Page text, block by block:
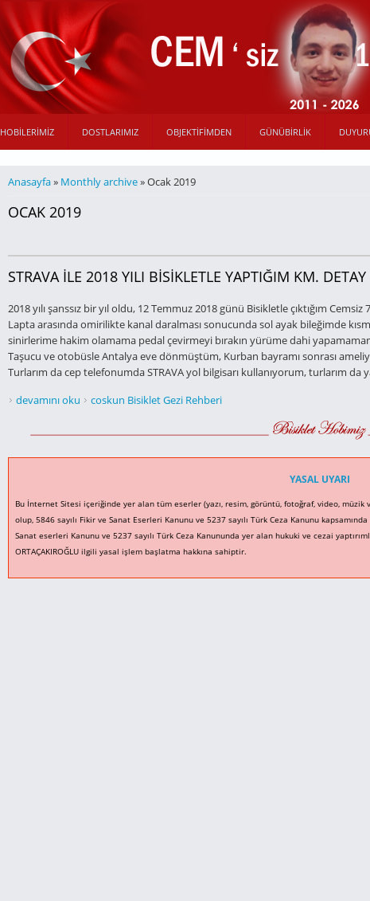
HOBILERIMIZ DOSTLARIMIZ OBJEKTIFIMDEN GÜNÜBIRLIK
BURADASINIZ
Anasayfa» Monthly archive» Ocak 2019
OCAK 2019
STRAVA İLE 2018 YILI BİSİKLETLE YAPTIĞIM KM.
2018 yılı şanssız bir yıl oldu, 12 Temmuz 2018 günü Bisikletle çıktığım
Lapta arasında omirilikte kanal daralması sonucunda sol ayak bileğimde
sinirlerime hakim olamama pedal çevirmeyi bırakın yürüme dahi
Taşucu ve otobüsle Antalya eve dönmüştüm, Kurban bayramı sonrası
Turlarım da cep telefonumda STRAVA yol bilgisarı kullanıyorum, turlarım da
STRAVA İLE 2018 YILI BİSİKLETLE YAPTIĞIM KM. DETAY VİDEOSU hakkında
devamını oku coskun Bisiklet Gezi Rehberi
YASAL UYARI
Bu İnternet Sitesi içeriğinde yer alan tüm eserler (yazı, resim, görüntü, fotoğraf, video, müzik
olup, 5846 sayılı Fikir ve Sanat Eserleri Kanunu ve 5237 sayılı Türk Ceza Kanunu
Sanat eserleri Kanunu ve 5237 sayılı Türk Ceza Kanununda yer alan hukuki ve cezai
ORTAÇAKIROĞLU ilgili yasal işlem başlatma hakkına sahiptir.